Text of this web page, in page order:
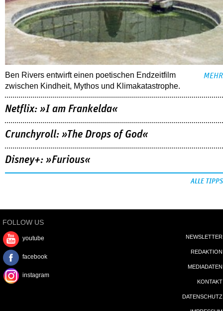
Ben Rivers entwirft einen poetischen Endzeitfilm
zwischen Kindheit, Mythos und Klimakatastrophe.
MEHR
Netflix: »I am Frankelda«
Crunchyroll: »The Drops of God«
Disney+: »Furious«
ALLE TIPPS
FOLLOW US
youtube
facebook
instagram
NEWSLETTER
REDAKTION
MEDIADATEN
KONTAKT
DATENSCHUTZ